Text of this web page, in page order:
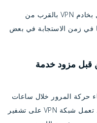
إذا قمت باختبار ping قبل وبعد الاتصال بخادم VPN بالقرب من
في زمن الاستجابة في بعض
قبل مزود خدمة
حركة المرور خلال ساعات
الذروة. وقد يؤثر ذلك على أداء الألعاب. تعمل شبكة VPN على تشفير